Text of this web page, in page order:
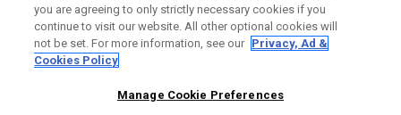
you are agreeing to only strictly necessary cookies if you
continue to visit our website. All other optional cookies will
not be set. For more information, see our Privacy, Ad &
Cookies Policy
Manage Cookie Preferences